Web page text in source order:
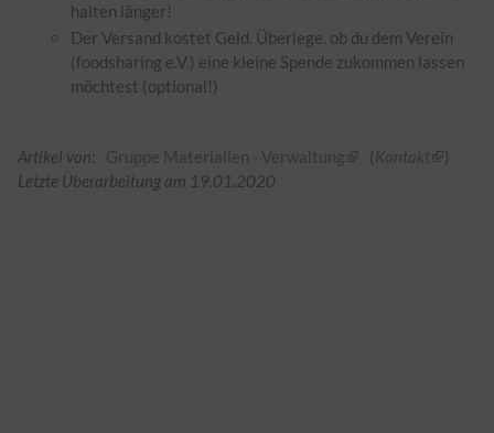
halten länger!
Der Versand kostet Geld. Überlege, ob du dem Verein
(foodsharing e.V.) eine kleine Spende zukommen lassen
möchtest (optional!)
Artikel von: Gruppe Materialien - Verwaltung (Kontakt
)
Letzte Überarbeitung am 19.01.2020